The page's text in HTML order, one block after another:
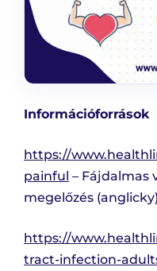
Információforrások
https://
painful – Fájdalmas
megelőzés (anglicky)
https://
tract-infection-